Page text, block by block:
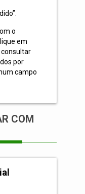
o
em
consultar
por
campo
COM